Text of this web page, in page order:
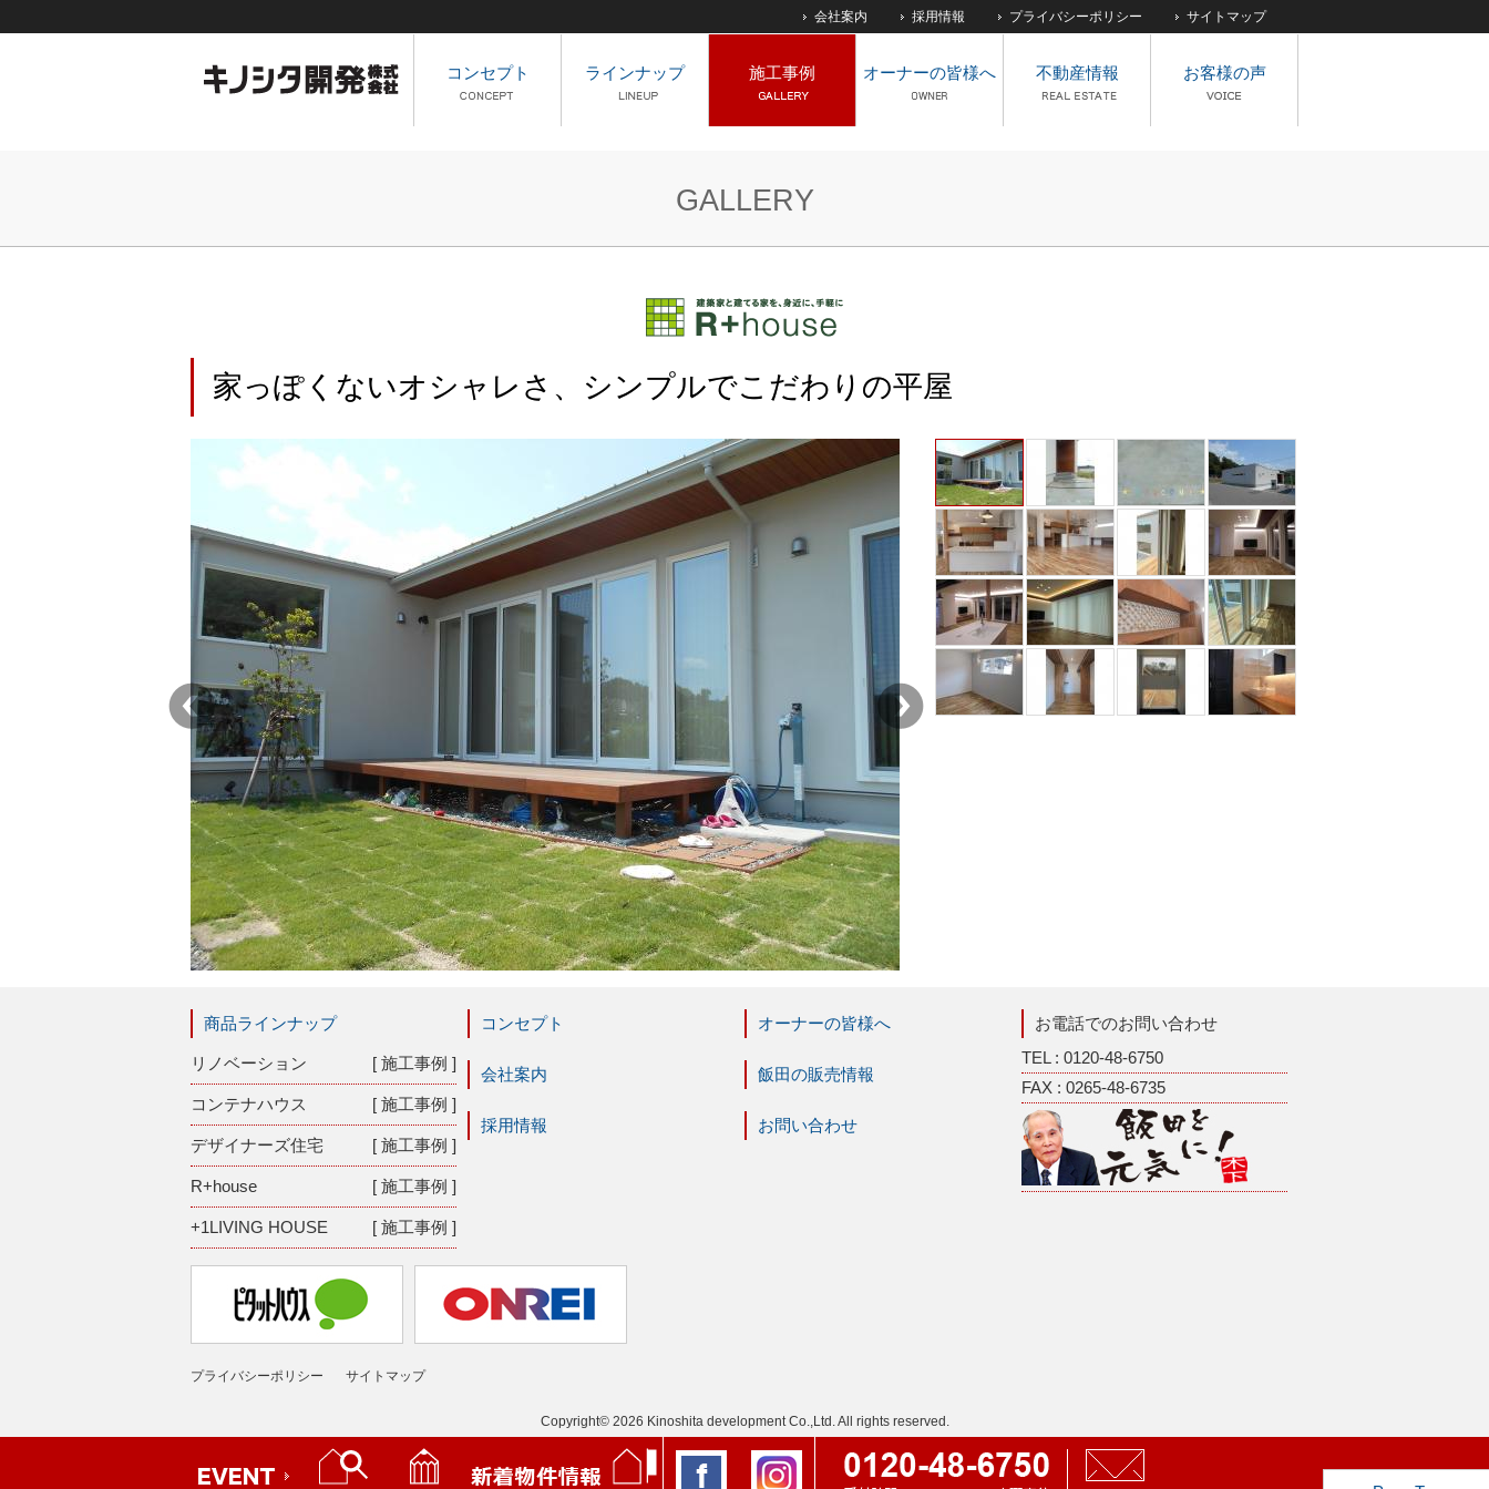
会社案内 採用情報 プライバシーポリシー サイトマップ
コンセプト ラインナップ 施工事例 オーナーの皆様へ 不動産情報 お客様の声
GALLERY
家っぽくないオシャレさ、シンプルでこだわりの平屋
商品ラインナップ
リノベーション [ 施工事例 ]
コンテナハウス [ 施工事例 ]
デザイナーズ住宅 [ 施工事例 ]
R+house [ 施工事例 ]
+1LIVING HOUSE [ 施工事例 ]
コンセプト
会社案内
採用情報
オーナーの皆様へ
飯田の販売情報
お問い合わせ
お電話でのお問い合わせ
TEL : 0120-48-6750
FAX : 0265-48-6735
プライバシーポリシー サイトマップ
Copyright© 2026 Kinoshita development Co.,Ltd. All rights reserved.